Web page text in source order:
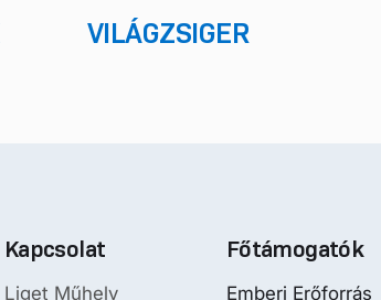
VILÁGZSIGER
Kapcsolat
Liget Műhely
Főtámogatók
Emberi Erőforrás